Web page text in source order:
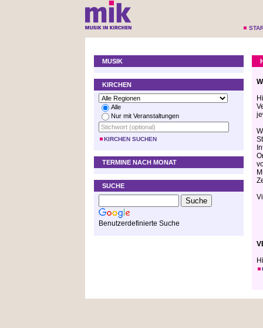
MUSIK
KIRCHEN
Alle
Nur mit Veranstaltungen
KIRCHEN SUCHEN
TERMINE NACH MONAT
SUCHE
Benutzerdefinierte Suche